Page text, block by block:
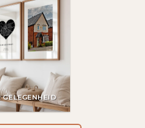
GELEGENHEID